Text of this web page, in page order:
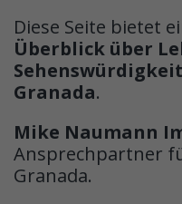
Diese Seite bietet
Überblick über
Granada.
Mike Naumann
Ansprechpartner
Granada.